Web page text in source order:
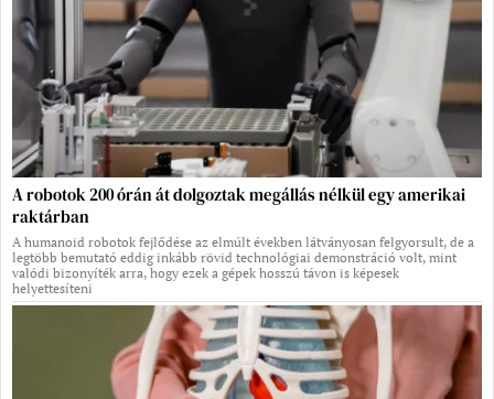
A robotok 200 órán át dolgoztak megállás nélkül egy amerikai
raktárban
A humanoid robotok fejlődése az elmúlt években látványosan felgyorsult, de a
legtöbb bemutató eddig inkább rövid technológiai demonstráció volt, mint
valódi bizonyíték arra, hogy ezek a gépek hosszú távon is képesek
helyettesíteni